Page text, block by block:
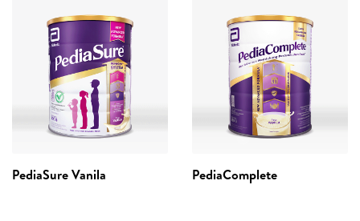
PediaSure Vanila PediaComplete